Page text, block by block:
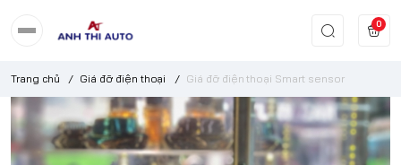
0
Trang chủ / Giá đỡ điện thoại / Giá đỡ điện thoại Smart sensor